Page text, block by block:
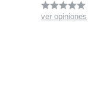
ver opiniones